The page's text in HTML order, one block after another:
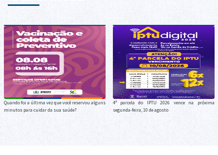
Quando foi a última vez que você reservou alguns
minutos para cuidar da sua saúde?
4ª parcela do IPTU 2026 vence na próxima
segunda-feira, 10 de agosto